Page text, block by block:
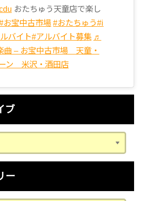
おたちゅう天童店で楽し
お宝中古市場 #おたちゅう#i
バイト#アルバイト募集 ♬
曲 – お宝中古市場 天童・
ン 米沢・酒田店
ブ
ー